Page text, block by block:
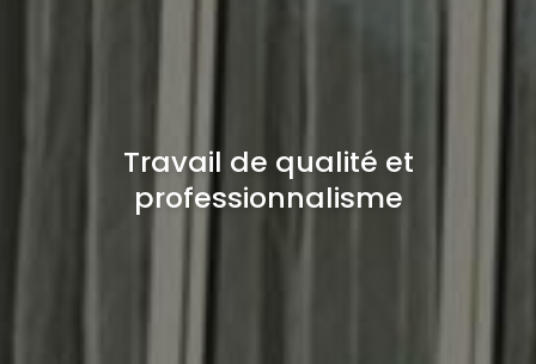
Travail de qualité et
professionnalisme